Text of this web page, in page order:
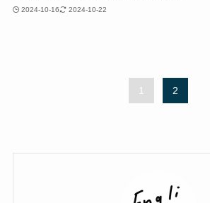
2024-10-16 2024-10-22
1 2